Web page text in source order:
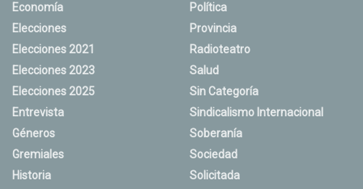
Economía
Elecciones
Elecciones 2021
Elecciones 2023
Elecciones 2025
Entrevista
Géneros
Gremiales
Historia
Política
Provincia
Radioteatro
Salud
Sin Categoría
Sindicalismo Internacional
Soberanía
Sociedad
Solicitada